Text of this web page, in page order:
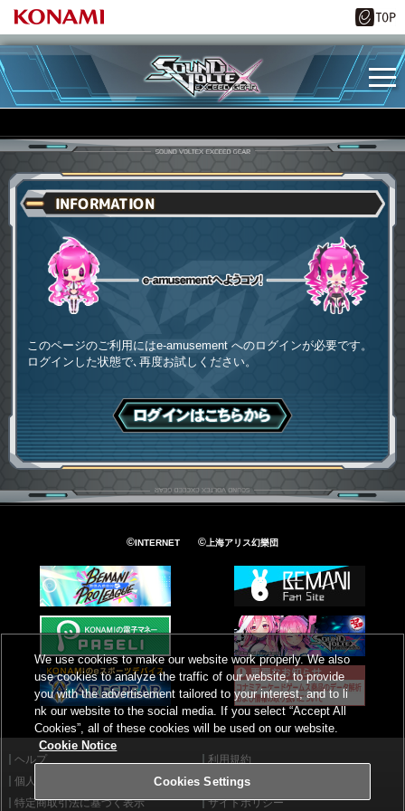
INFORMATION
このページのご利用にはe-amusement へのログインが必要です。
ログインした状態で､再度お試しください。
ログインはこちら
©INTERNET ©上海アリス幻樂団
ヘルプ
利用規約
個人情報等保護方針
外部送信について
特定商取引法に基づく表示
サイトポリシー
We use cookies to make our website work properly. We also
use cookies to analyze the traffic of our website, to provide
you with the advertisement tailored to your interest, and to li
nk our website to the social media. If you select “Accept All
Cookies”, all of these cookies will be used on our website.
Cookie Notice
Cookies Settings